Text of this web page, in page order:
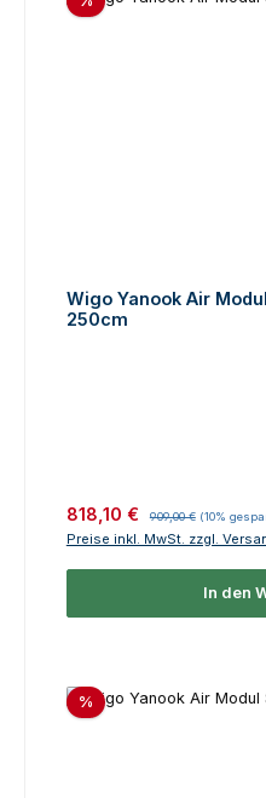
Wigo Yanook Air
250cm
Verkaufspreis:
818,10 € 909,00 € (10%
Preise inkl. MwSt. zzgl.
In den
Rabatt
%